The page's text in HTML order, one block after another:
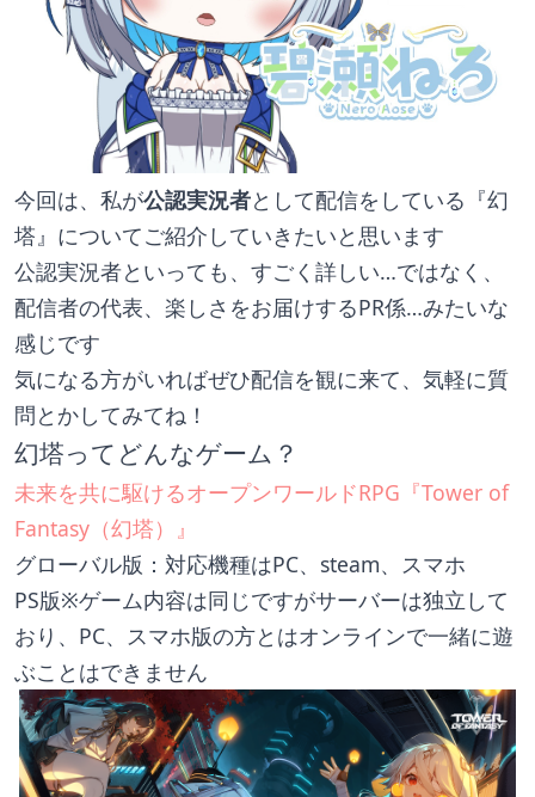
今回は、私が公認実況者として配信をしている『幻
塔』についてご紹介していきたいと思います
公認実況者といっても、すごく詳しい…ではなく、
配信者の代表、楽しさをお届けするPR係…みたいな
感じです
気になる方がいればぜひ配信を観に来て、気軽に質
問とかしてみてね！
幻塔ってどんなゲーム？
未来を共に駆けるオープンワールドRPG『Tower of
Fantasy（幻塔）』
グローバル版：対応機種はPC、steam、スマホ
PS版※ゲーム内容は同じですがサーバーは独立して
おり、PC、スマホ版の方とはオンラインで一緒に遊
ぶことはできません